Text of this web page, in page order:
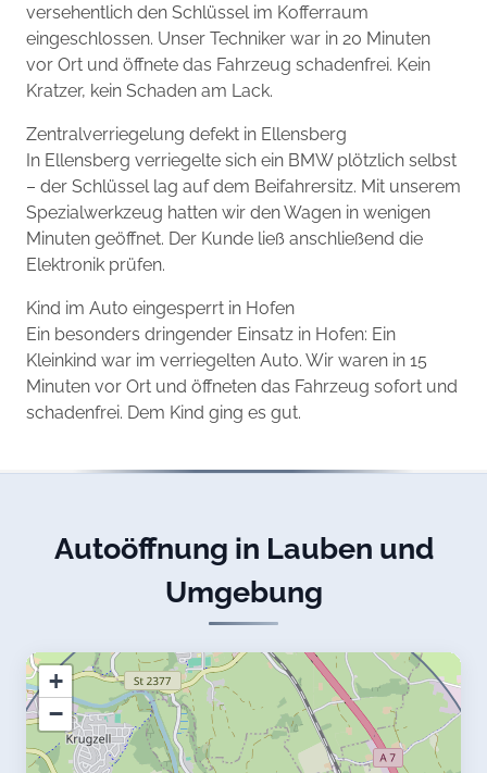
versehentlich den Schlüssel im Kofferraum
eingeschlossen. Unser Techniker war in 20 Minuten
vor Ort und öffnete das Fahrzeug schadenfrei. Kein
Kratzer, kein Schaden am Lack.
Zentralverriegelung defekt in Ellensberg
In Ellensberg verriegelte sich ein BMW plötzlich selbst
– der Schlüssel lag auf dem Beifahrersitz. Mit unserem
Spezialwerkzeug hatten wir den Wagen in wenigen
Minuten geöffnet. Der Kunde ließ anschließend die
Elektronik prüfen.
Kind im Auto eingesperrt in Hofen
Ein besonders dringender Einsatz in Hofen: Ein
Kleinkind war im verriegelten Auto. Wir waren in 15
Minuten vor Ort und öffneten das Fahrzeug sofort und
schadenfrei. Dem Kind ging es gut.
Autoöffnung in Lauben und
Umgebung
+
−